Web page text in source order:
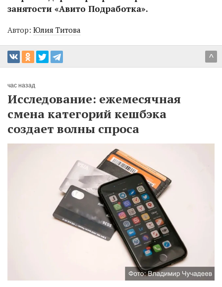
занятости «Авито Подработка».
Автор: Юлия Титова
^
час назад
Исследование: ежемесячная
смена категорий кешбэка
создает волны спроса